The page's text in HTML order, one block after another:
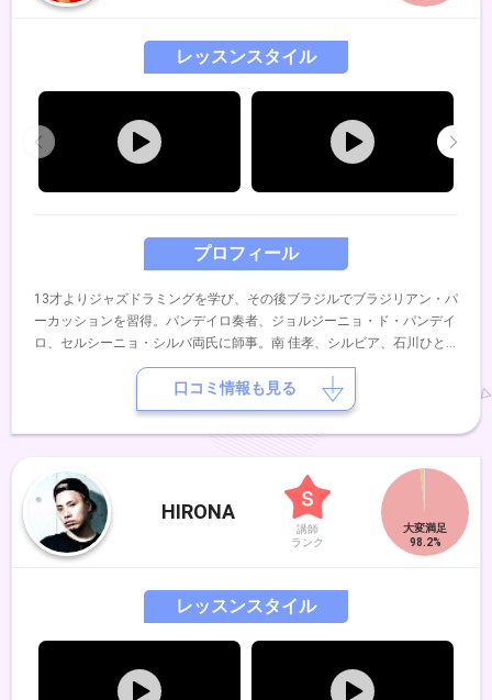
プロフィール
13才よりジャズドラミングを学び、その後ブラジルでブラジリアン・パ
ーカッションを習得。パンデイロ奏者、ジョルジーニョ・ド・パンデイ
ロ、セルシーニョ・シルバ両氏に師事。南 佳孝、シルビア、石川ひと
み、沢田知可子、辛島美登里、小林明子等パーカッショニストとして共
レッスンスタイル
口コミ情報も見る
HIRONA
講師
ランク
レッスンスタイル